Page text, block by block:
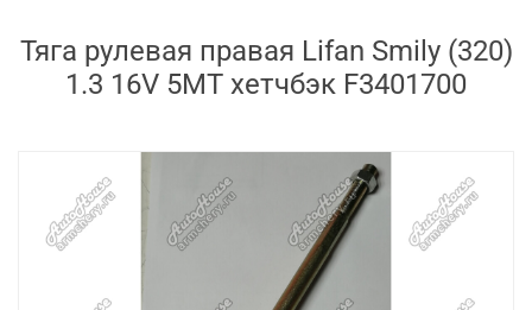
Тяга рулевая правая Lifan Smily (320)
1.3 16V 5MT хетчбэк F3401700